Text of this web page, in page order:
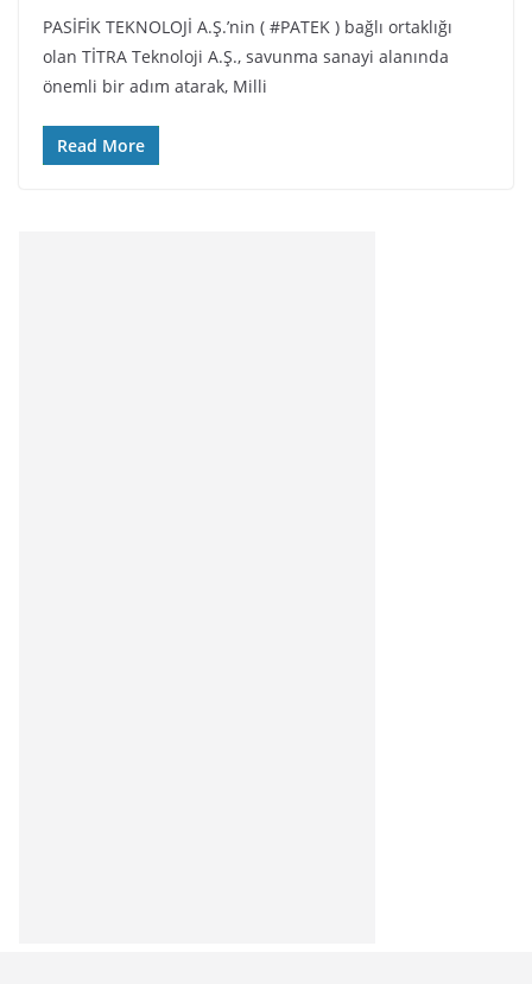
PASİFİK TEKNOLOJİ A.Ş.’nin ( #PATEK ) bağlı ortaklığı
olan TİTRA Teknoloji A.Ş., savunma sanayi alanında
önemli bir adım atarak, Milli
Read More